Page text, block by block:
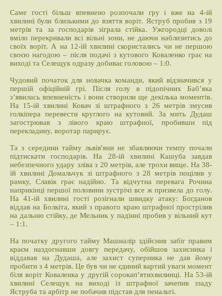
Саме гості більш впевнено розпочали гру і вже на 4-ій
хвилині були близькими до взяття воріт. Яструб пробив з 19
метрів та за господарів зіграла стійка. Ужгородці доволі
вміло перекривали всі вільні зони, не даючи наблизитись до
своїх воріт. А на 12-ій хвилині скористались чи не першою
своєю нагодою – після подачі з кутового Коваленко грає на
виході та Селещук одразу добиває головою – 1:0.
Чудовий початок для новачка команди, який відзначився у
першій офіційній грі. Після голу в підопічних Баб’яка
з’явилась впевненість і вони створили ще декілька моментів.
На 15-ій хвилині Ковач зі штрафного з 26 метрів змусив
голкіпера перевести круглого на кутовий. За мить Дудаш
загострював з лівого краю штрафної, пробивши під
перекладину, воротар парирує.
Та з середини тайму львів'яни не збавляючи темпу почали
підтискати господарів. На 28-ій хвилині Кашуба завдав
небезпечного удару зліва з 20 метрів, але трохи вище. На 38-
ій хвилині Домальчук зі штрафного з 28 метрів поцілив у
рамку, Славік грає надійно. Та відчутна перевага Рочина
наприкінці першої половини зустрічі все ж призвела до голу.
На 41-ій хвилині гості розігнали швидку атаку: Богданов
віддав на Болкіта, який з правого краю штрафної прострілив
на дальню стійку, де Мельник у падінні пробив у вільний кут
– 1:1.
На початку другого тайму Машиалір здійснив забіг правим
краєм наздогнавши довгу передачу, обійшов захисника і
віддавав на Дудаша, але захист суперника не дав йому
пробити з 4 метрів. Це був чи не єдиний вартий уваги момент
біля воріт Коваленка у другій сорокап’ятихвилинці. На 53-ій
хвилині Селещук на виході із штрафної зачепив ззаду
Яструба та арбітр не побачив підстав для пенальті.